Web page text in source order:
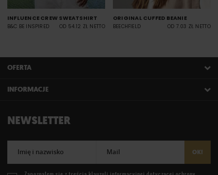
INFLUENCE CREW SWEATSHIRT
B&C BE INSPIRED OD 54.12 ZŁ NETTO
ORIGINAL CUFFED BEANIE
BEECHFIELD OD 7.03 ZŁ NETTO
OFERTA
INFORMACJE
NEWSLETTER
Imię i nazwisko Mail OK!